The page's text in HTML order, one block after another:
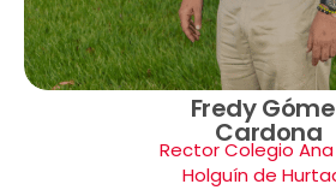
Fredy
Cardona
Rector Colegio
Holguín de